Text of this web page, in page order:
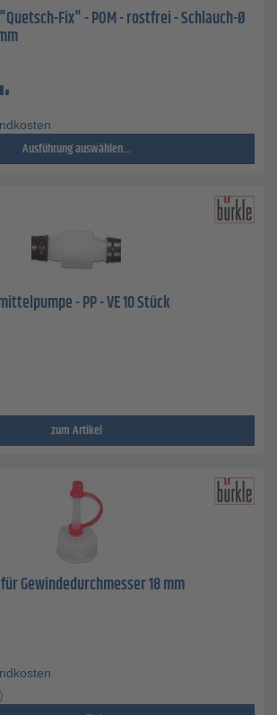
Fix" - POM - rostfrei - Schlauch-Ø
Ausführung auswählen...
- PP - VE 10 Stück
zum Artikel
Gewindedurchmesser 18 mm